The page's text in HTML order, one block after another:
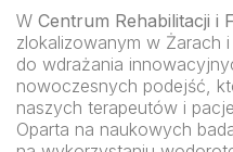
W Centrum Rehabilitacji i
zlokalizowanym w Żarach
do wdrażania
nowoczesnych podejść,
naszych terapeutów i
Oparta na naukowych